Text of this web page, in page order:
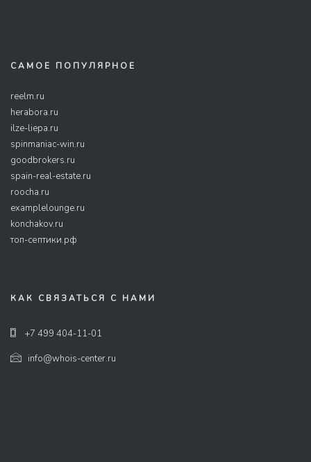
САМОЕ ПОПУЛЯРНОЕ
reelm.ru
herabora.ru
ilze-liepa.ru
spinmaniac-win.ru
goodbrokers.ru
spain-real-estate.ru
roocha.ru
examplelounge.ru
konchakov.ru
топ-септики.рф
КАК СВЯЗАТЬСЯ С НАМИ
+7 499 404-11-01
info@whois-center.ru